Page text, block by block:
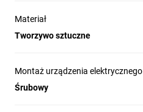
Materiał
Tworzywo sztuczne
Montaż urządzenia elektrycznego
Śrubowy